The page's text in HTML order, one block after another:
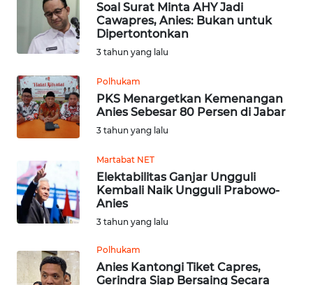
Soal Surat Minta AHY Jadi
Cawapres, Anies: Bukan untuk
Dipertontonkan
3 tahun yang lalu
Polhukam
PKS Menargetkan Kemenangan
Anies Sebesar 80 Persen di Jabar
3 tahun yang lalu
Martabat NET
Elektabilitas Ganjar Ungguli
Kembali Naik Ungguli Prabowo-
Anies
3 tahun yang lalu
Polhukam
Anies Kantongi Tiket Capres,
Gerindra Siap Bersaing Secara
WN
TEBING
TINGGI
WN
PAKPAK
WN
KARAWANG
WN
BEKASI
WN